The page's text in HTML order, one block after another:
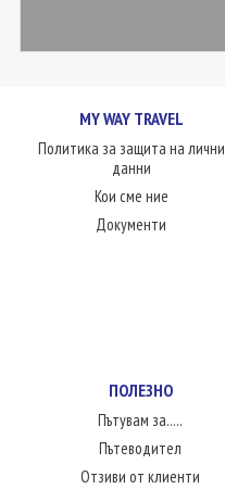
ЛЮБОПИТНО
КОНТАКТИMY WAY TRAVEL
Политика за защита на лични
данни
Кои сме ние
Документи
ПОЛЕЗНО
Пътувам за.....
Пътеводител
Отзиви от клиенти